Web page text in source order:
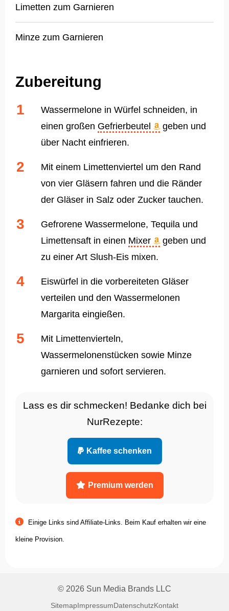
Limetten zum Garnieren
Minze zum Garnieren
Zubereitung
Wassermelone in Würfel schneiden, in
einen großen Gefrierbeutel
geben und
über Nacht einfrieren.
Mit einem Limettenviertel um den Rand
von vier Gläsern fahren und die Ränder
der Gläser in Salz oder Zucker tauchen.
Gefrorene Wassermelone, Tequila und
Limettensaft in einen Mixer
geben und
zu einer Art Slush-Eis mixen.
Eiswürfel in die vorbereiteten Gläser
verteilen und den Wassermelonen
Margarita eingießen.
Mit Limettenvierteln,
Wassermelonenstücken sowie Minze
garnieren und sofort servieren.
Lass es dir schmecken! Bedanke dich bei
NurRezepte:
Kaffee schenken
Premium werden
Einige Links sind Affiliate-Links. Beim Kauf erhalten wir eine
kleine Provision.
© 2026 Sun Media Brands LLC
SitemapImpressumDatenschutzKontakt